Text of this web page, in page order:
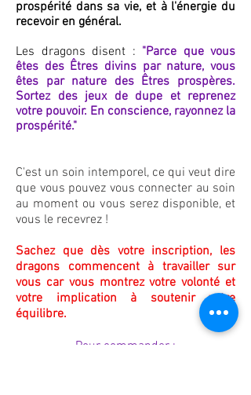
prospérité dans sa vie, et à l'énergie du
recevoir en général.
Les dragons disent : "Parce que vous
êtes des Êtres divins par nature, vous
êtes par nature des Êtres prospères.
Sortez des jeux de dupe et reprenez
votre pouvoir. En conscience, rayonnez la
prospérité."
C'est un soin intemporel, ce qui veut dire
que vous pouvez vous connecter au soin
au moment ou vous serez disponible, et
vous le recevrez !
Sachez que dès votre inscription, les
dragons commencent à travailler sur
vous car vous montrez votre volonté et
votre implication à soutenir votre
équilibre.
Pour commander :